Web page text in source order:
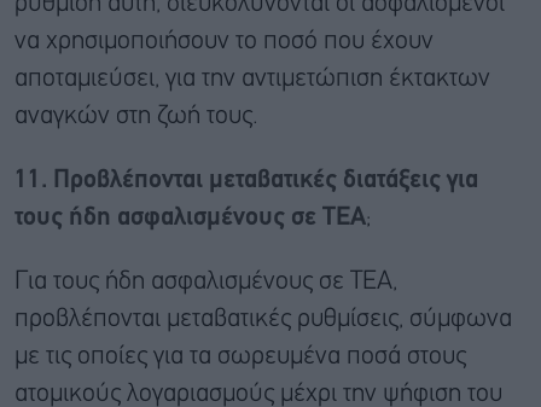
να χρησιμοποιήσουν το ποσό που έχουν
αποταμιεύσει, για την αντιμετώπιση έκτακτων
αναγκών στη ζωή τους.
11. Προβλέπονται μεταβατικές διατάξεις για
τους ήδη ασφαλισμένους σε ΤΕΑ;
Για τους ήδη ασφαλισμένους σε ΤΕΑ,
προβλέπονται μεταβατικές ρυθμίσεις, σύμφωνα
με τις οποίες για τα σωρευμένα ποσά στους
ατομικούς λογαριασμούς μέχρι την ψήφιση του